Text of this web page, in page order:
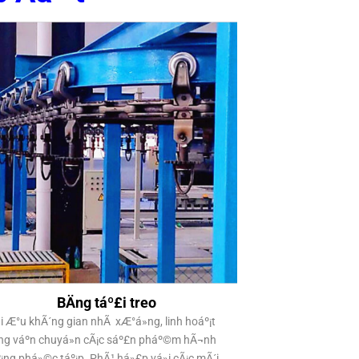
BÄng táº£i treo
Æ°u khÃ´ng gian nhÃ xÆ°á»ng, linh hoáº¡t
váº­n chuyá»n cÃ¡c sáº£n pháº©m hÃ¬nh